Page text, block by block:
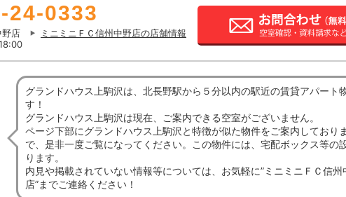
24-0333
野店
ミニミニＦＣ信州中野店の店舗情報
グランドハウス上駒沢は、北長野駅から５分以内の駅近の賃貸アパート
す！
グランドハウス上駒沢は現在、ご案内できる空室がございません。
ページ下部にグランドハウス上駒沢と特徴が似た物件をご案内しており
で、是非一度ご覧になってください。この物件には、宅配ボックス等の
ります。
内見や掲載されていない情報等については、お気軽に”ミニミニＦＣ信州
店”までご連絡ください！